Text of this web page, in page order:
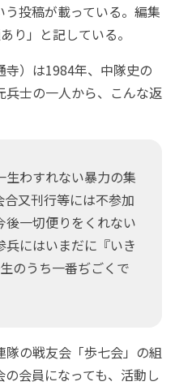
投稿が載っている。編集
り」と記している。
）は1984年、中隊史の
士の一人から、こんな返
わすれない暴力の集
又刊行等には不参加
後一切便りをくれない
にはいまだに『いき
のうち一番ぢごくで
の戦友会「歩七会」の組
会員になっても、活動し